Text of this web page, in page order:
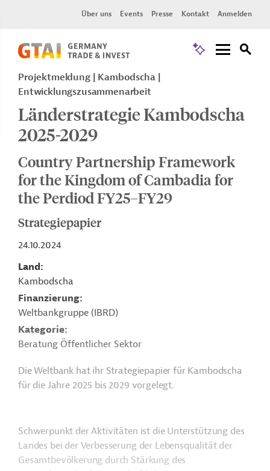
Über uns Events Presse Kontakt Anmelden
Projektmeldung
Kambodscha
Entwicklungszusammenarbeit
Länderstrategie Kambodscha
2025-2029
Country Partnership Framework
for the Kingdom of Cambadia for
the Perdiod FY25–FY29
Strategiepapier
24.10.2024
Land
Kambodscha
Finanzierung
Weltbankgruppe (IBRD)
Kategorie
Beratung Öffentlicher Sektor
Die Weltbank hat ihr Strategiepapier für Kambodscha
für die Jahre 2025 bis 2029 vorgelegt.
Schwerpunkt der Aktivitäten ist die Unterstützung des
Landes bei der Verbesserung der Lebensqualität der
Gesamtbevölkerung durch Stärkung des